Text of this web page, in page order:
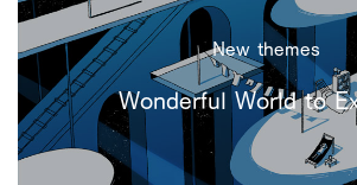
New themes
Wonderful World to